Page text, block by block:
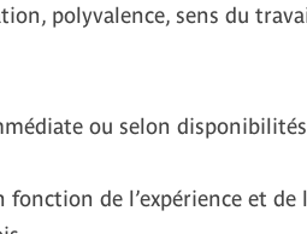
polyvalence, sens du
ou selon disponibilités
fonction de l’expérience et